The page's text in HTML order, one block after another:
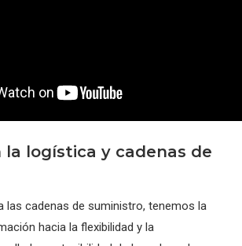
la logística y cadenas de
las cadenas de suministro, tenemos la
hacia la flexibilidad y la